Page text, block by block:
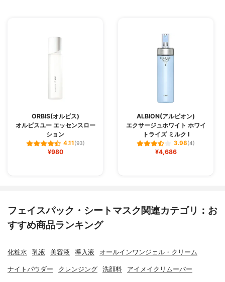
ORBIS(オルビス)
オルビスユー エッセンスロー
ション
4.11(93)
¥980
ALBION(アルビオン)
エクサージュホワイト ホワイ
トライズ ミルク Ⅰ
3.98(4)
¥4,686
フェイスパック・シートマスク関連カテゴリ：お
すすめ商品ランキング
化粧水 乳液 美容液 導入液 オールインワンジェル・クリーム
ナイトパウダー クレンジング 洗顔料 アイメイクリムーバー